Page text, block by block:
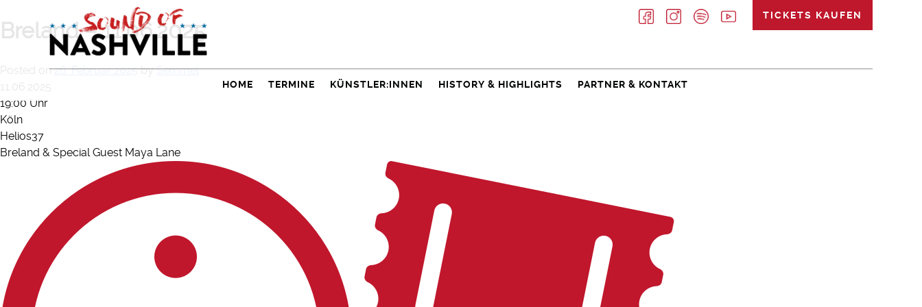
to
content
HOME TERMINE KÜNSTLER:INNEN HISTORY & HIGHLIGHTS PARTNER & KONTAKT
TICKETS KAUFEN
Breland – 11.06.2025
Posted on26. Februar 2025bySemmel
11.06.2025
19:00 Uhr
Köln
Helios37
Breland & Special Guest Maya Lane